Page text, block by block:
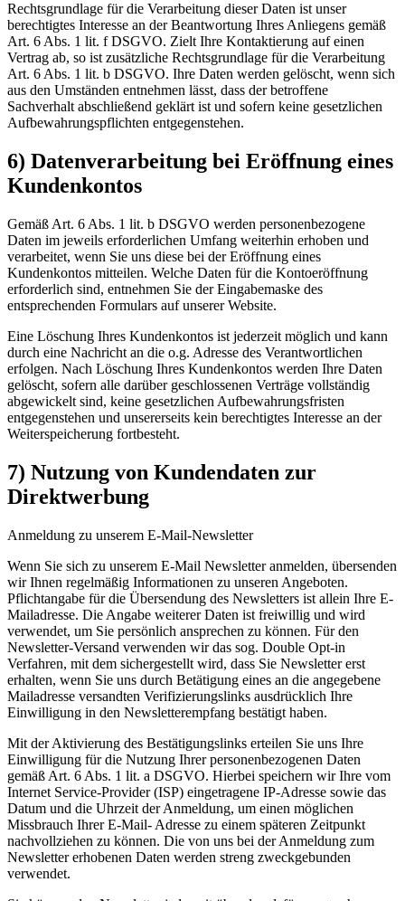
Rechtsgrundlage für die Verarbeitung dieser Daten ist unser
berechtigtes Interesse an der Beantwortung Ihres Anliegens gemäß
Art. 6 Abs. 1 lit. f DSGVO. Zielt Ihre Kontaktierung auf einen
Vertrag ab, so ist zusätzliche Rechtsgrundlage für die Verarbeitung
Art. 6 Abs. 1 lit. b DSGVO. Ihre Daten werden gelöscht, wenn sich
aus den Umständen entnehmen lässt, dass der betroffene
Sachverhalt abschließend geklärt ist und sofern keine gesetzlichen
Aufbewahrungspflichten entgegenstehen.
6) Datenverarbeitung bei Eröffnung eines
Kundenkontos
Gemäß Art. 6 Abs. 1 lit. b DSGVO werden personenbezogene
Daten im jeweils erforderlichen Umfang weiterhin erhoben und
verarbeitet, wenn Sie uns diese bei der Eröffnung eines
Kundenkontos mitteilen. Welche Daten für die Kontoeröffnung
erforderlich sind, entnehmen Sie der Eingabemaske des
entsprechenden Formulars auf unserer Website.
Eine Löschung Ihres Kundenkontos ist jederzeit möglich und kann
durch eine Nachricht an die o.g. Adresse des Verantwortlichen
erfolgen. Nach Löschung Ihres Kundenkontos werden Ihre Daten
gelöscht, sofern alle darüber geschlossenen Verträge vollständig
abgewickelt sind, keine gesetzlichen Aufbewahrungsfristen
entgegenstehen und unsererseits kein berechtigtes Interesse an der
Weiterspeicherung fortbesteht.
7) Nutzung von Kundendaten zur
Direktwerbung
Anmeldung zu unserem E-Mail-Newsletter
Wenn Sie sich zu unserem E-Mail Newsletter anmelden, übersenden
wir Ihnen regelmäßig Informationen zu unseren Angeboten.
Pflichtangabe für die Übersendung des Newsletters ist allein Ihre E-
Mailadresse. Die Angabe weiterer Daten ist freiwillig und wird
verwendet, um Sie persönlich ansprechen zu können. Für den
Newsletter-Versand verwenden wir das sog. Double Opt-in
Verfahren, mit dem sichergestellt wird, dass Sie Newsletter erst
erhalten, wenn Sie uns durch Betätigung eines an die angegebene
Mailadresse versandten Verifizierungslinks ausdrücklich Ihre
Einwilligung in den Newsletterempfang bestätigt haben.
Mit der Aktivierung des Bestätigungslinks erteilen Sie uns Ihre
Einwilligung für die Nutzung Ihrer personenbezogenen Daten
gemäß Art. 6 Abs. 1 lit. a DSGVO. Hierbei speichern wir Ihre vom
Internet Service-Provider (ISP) eingetragene IP-Adresse sowie das
Datum und die Uhrzeit der Anmeldung, um einen möglichen
Missbrauch Ihrer E-Mail- Adresse zu einem späteren Zeitpunkt
nachvollziehen zu können. Die von uns bei der Anmeldung zum
Newsletter erhobenen Daten werden streng zweckgebunden
verwendet.